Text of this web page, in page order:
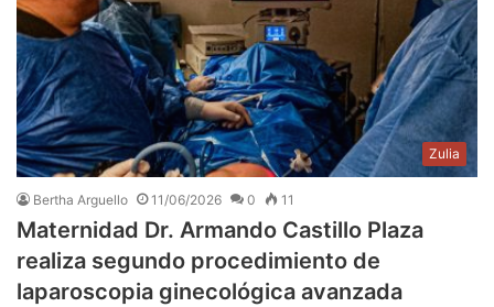
Zulia
Bertha Arguello 11/06/2026 0 11
Maternidad Dr. Armando Castillo Plaza
realiza segundo procedimiento de
laparoscopia ginecológica avanzada